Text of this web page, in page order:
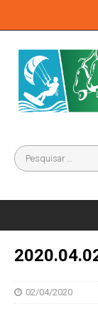
02/04/2020